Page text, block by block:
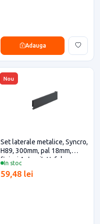
Adauga
Nou
In stoc
Set laterale metalice, Syncro,
H89, 300mm, pal 18mm,
finisaj Antracit, Hafele
59,48 lei